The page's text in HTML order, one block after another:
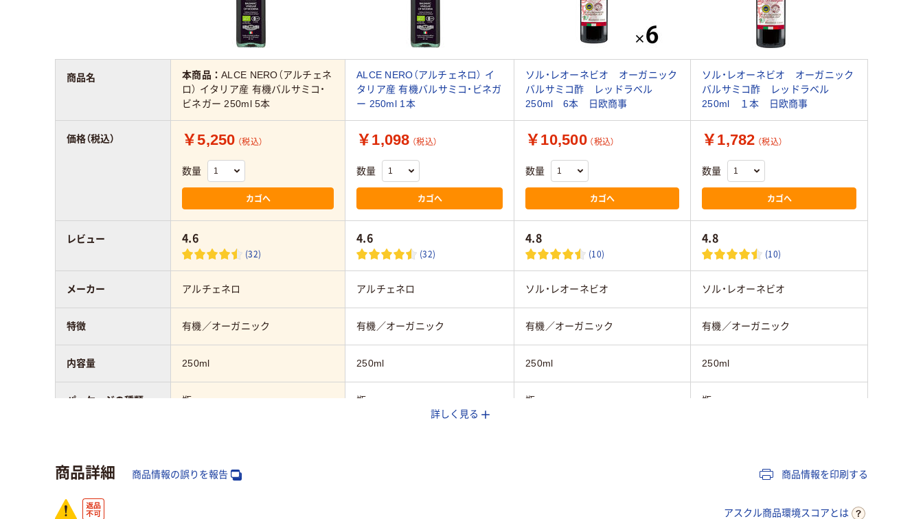
商品名 本商品：ALCE NERO（アルチェネ
ロ） イタリア産 有機バルサミコ・
ビネガー 250ml 5本
ALCE NERO（アルチェネロ） イ
タリア産 有機バルサミコ・ビネガ
ー 250ml 1本
ソル・レオーネビオ オーガニック
バルサミコ酢 レッドラベル
250ml 6本 日欧商事
ソル・レオーネビオ オーガニック
バルサミコ酢 レッドラベル
250ml １本 日欧商事
価格（税込） ￥5,250 （税込）
数量
カゴへ
￥1,098 （税込）
数量
カゴへ
￥10,500 （税込）
数量
カゴへ
￥1,782 （税込）
数量
カゴへ
レビュー 4.6
(32)
4.6
(32)
4.8
(10)
4.8
(10)
メーカー アルチェネロ アルチェネロ ソル・レオーネビオ ソル・レオーネビオ
特徴 有機／オーガニック 有機／オーガニック 有機／オーガニック 有機／オーガニック
内容量 250ml 250ml 250ml 250ml
パッケージの種類 瓶 瓶 瓶
瓶
詳しく見る
商品詳細 商品情報の誤りを報告 商品情報を印刷する
アスクル商品環境スコアとは